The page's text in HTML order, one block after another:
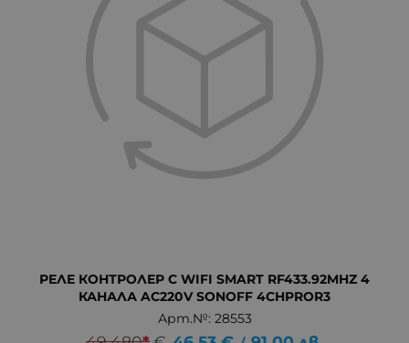
РЕЛЕ КОНТРОЛЕР С WIFI SMART RF433.92MHZ 4
КАНАЛА AC220V SONOFF 4CHPROR3
Арт.№: 28553